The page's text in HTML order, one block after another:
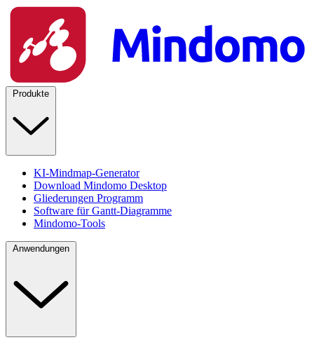
Produkte
KI-Mindmap-Generator
Download Mindomo Desktop
Gliederungen Programm
Software für Gantt-Diagramme
Mindomo-Tools
Anwendungen